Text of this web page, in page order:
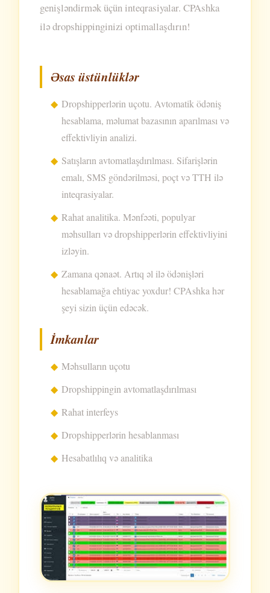
genişləndirmək üçün inteqrasiyalar. CPAshka
ilə dropshippinginizi optimallaşdırın!
Əsas üstünlüklər
Dropshipperlərin uçotu. Avtomatik ödəniş
hesablama, məlumat bazasının aparılması və
effektivliyin analizi.
Satışların avtomatlaşdırılması. Sifarişlərin
emalı, SMS göndərilməsi, poçt və TTH ilə
inteqrasiyalar.
Rahat analitika. Mənfəəti, populyar
məhsulları və dropshipperlərin effektivliyini
izləyin.
Zamana qənaət. Artıq əl ilə ödənişləri
hesablamağa ehtiyac yoxdur! CPAshka hər
şeyi sizin üçün edəcək.
İmkanlar
Məhsulların uçotu
Dropshippingin avtomatlaşdırılması
Rahat interfeys
Dropshipperlərin hesablanması
Hesabatlılıq və analitika